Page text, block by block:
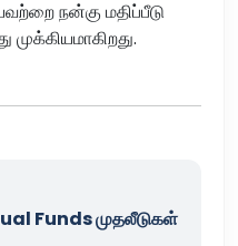
நன்கு மதிப்பீடு
முக்கியமாகிறது.
Funds முதலீடுகள்